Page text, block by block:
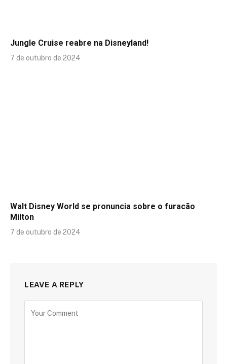
Jungle Cruise reabre na Disneyland!
7 de outubro de 2024
Walt Disney World se pronuncia sobre o furacão
Milton
7 de outubro de 2024
LEAVE A REPLY